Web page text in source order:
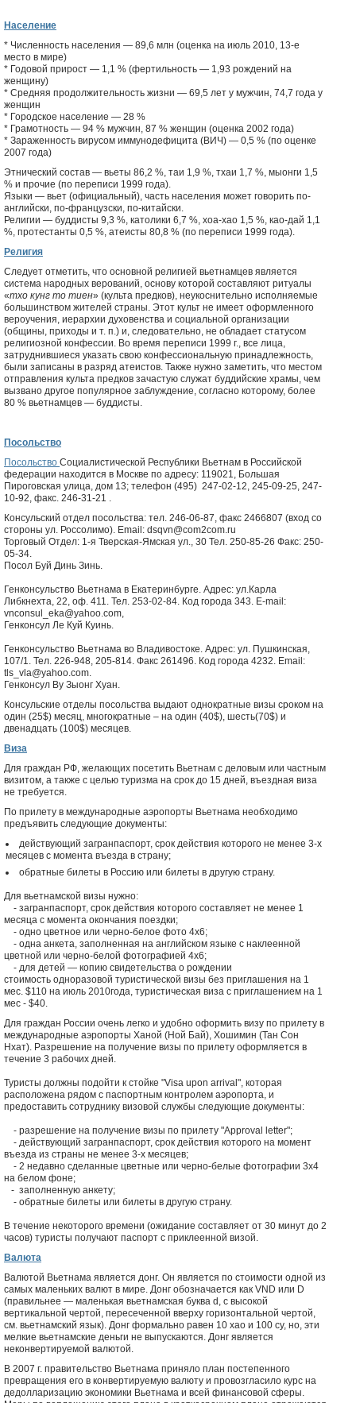
Население
* Численность населения — 89,6 млн (оценка на июль 2010, 13-е
место в мире)
* Годовой прирост — 1,1 % (фертильность — 1,93 рождений на
женщину)
* Средняя продолжительность жизни — 69,5 лет у мужчин, 74,7 года у
женщин
* Городское население — 28 %
* Грамотность — 94 % мужчин, 87 % женщин (оценка 2002 года)
* Зараженность вирусом иммунодефицита (ВИЧ) — 0,5 % (по оценке
2007 года)
Этнический состав — вьеты 86,2 %, таи 1,9 %, тхаи 1,7 %, мыонги 1,5
% и прочие (по переписи 1999 года).
Языки — вьет (официальный), часть населения может говорить по-
английски, по-французски, по-китайски.
Религии — буддисты 9,3 %, католики 6,7 %, хоа-хао 1,5 %, као-дай 1,1
%, протестанты 0,5 %, атеисты 80,8 % (по переписи 1999 года).
Религия
Следует отметить, что основной религией вьетнамцев является
система народных верований, основу которой составляют ритуалы
«тхо кунг то тиен» (культа предков), неукоснительно исполняемые
большинством жителей страны. Этот культ не имеет оформленного
вероучения, иерархии духовенства и социальной организации
(общины, приходы и т. п.) и, следовательно, не обладает статусом
религиозной конфессии. Во время переписи 1999 г., все лица,
затруднившиеся указать свою конфессиональную принадлежность,
были записаны в разряд атеистов. Также нужно заметить, что местом
отправления культа предков зачастую служат буддийские храмы, чем
вызвано другое популярное заблуждение, согласно которому, более
80 % вьетнамцев — буддисты.
Посольство
Посольство Социалистической Республики Вьетнам в Российской
федерации находится в Москве по адресу: 119021, Большая
Пироговская улица, дом 13; телефон (495) 247-02-12, 245-09-25, 247-
10-92, факс. 246-31-21 .
Консульский отдел посольства: тел. 246-06-87, факс 2466807 (вход со
стороны ул. Россолимо). Email: dsqvn@com2com.ru
Торговый Отдел: 1-я Тверская-Ямская ул., 30 Тел. 250-85-26 Факс: 250-
05-34.
Посол Буй Динь Зинь.
Генконсульство Вьетнама в Екатеринбурге. Адрес: ул.Карла
Либкнехта, 22, оф. 411. Тел. 253-02-84. Код города 343. E-mail:
vnconsul_eka@yahoo.com,
Генконсул Ле Куй Куинь.
Генконсульство Вьетнама во Владивостоке. Адрес: ул. Пушкинская,
107/1. Тел. 226-948, 205-814. Факс 261496. Код города 4232. Email:
tls_vla@yahoo.com.
Генконсул Ву Зыонг Хуан.
Консульские отделы посольства выдают однократные визы сроком на
один (25$) месяц, многократные – на один (40$), шесть(70$) и
двенадцать (100$) месяцев.
Виза
Для граждан РФ, желающих посетить Вьетнам с деловым или частным
визитом, а также с целью туризма на срок до 15 дней, въездная виза
не требуется.
По прилету в международные аэропорты Вьетнама необходимо
предъявить следующие документы:
действующий загранпаспорт, срок действия которого не менее 3-х
месяцев с момента въезда в страну;
обратные билеты в Россию или билеты в другую страну.
Для вьетнамской визы нужно:
- загранпаспорт, срок действия которого составляет не менее 1
месяца с момента окончания поездки;
- одно цветное или черно-белое фото 4х6;
- одна анкета, заполненная на английском языке с наклеенной
цветной или черно-белой фотографией 4х6;
- для детей — копию свидетельства о рождении
стоимость одноразовой туристической визы без приглашения на 1
мес. $110 на июль 2010года, туристическая виза с приглашением на 1
мес - $40.
Для граждан России очень легко и удобно оформить визу по прилету в
международные аэропорты Ханой (Ной Бай), Хошимин (Тан Сон
Нхат). Разрешение на получение визы по прилету оформляется в
течение 3 рабочих дней.
Туристы должны подойти к стойке "Visa upon arrival", которая
расположена рядом с паспортным контролем аэропорта, и
предоставить сотруднику визовой службы следующие документы:
- разрешение на получение визы по прилету "Approval letter";
- действующий загранпаспорт, срок действия которого на момент
въезда из страны не менее 3-х месяцев;
- 2 недавно сделанные цветные или черно-белые фотографии 3x4
на белом фоне;
- заполненную анкету;
- обратные билеты или билеты в другую страну.
В течение некоторого времени (ожидание составляет от 30 минут до 2
часов) туристы получают паспорт с приклеенной визой.
Валюта
Валютой Вьетнама является донг. Он является по стоимости одной из
самых маленьких валют в мире. Донг обозначается как VND или D
(правильнее — маленькая вьетнамская буква d, с высокой
вертикальной чертой, пересеченной вверху горизонтальной чертой,
см. вьетнамский язык). Донг формально равен 10 хао и 100 су, но, эти
мелкие вьетнамские деньги не выпускаются. Донг является
неконвертируемой валютой.
В 2007 г. правительство Вьетнама приняло план постепенного
превращения его в конвертируемую валюту и провозгласило курс на
дедолларизацию экономики Вьетнама и всей финансовой сферы.